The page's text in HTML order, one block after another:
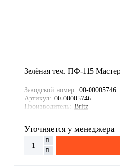
Зелёная тем. ПФ-115
Заводской номер: 00-00005746
Артикул: 00-00005746
Производитель: Britz
Уточняется у менеджера